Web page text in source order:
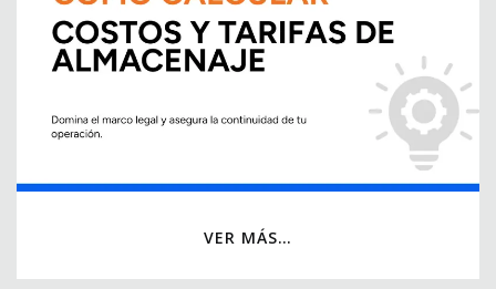
VER MÁS…